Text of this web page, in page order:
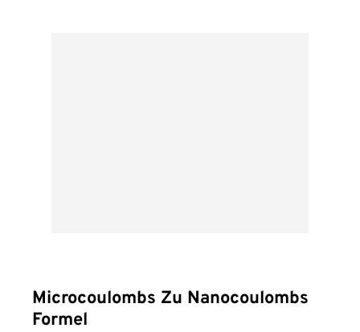
Microcoulombs Zu Nanocoulombs
Formel